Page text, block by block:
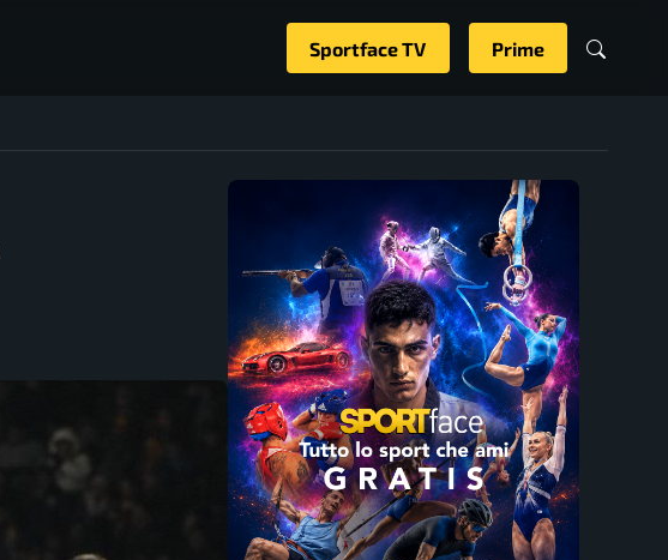
Sportface TV Prime